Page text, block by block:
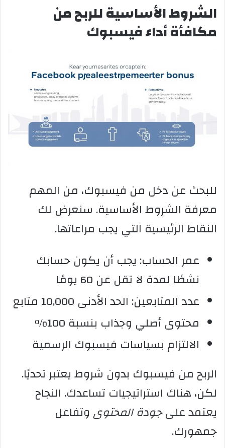
الشروط الأساسية للربح من
مكافأة أداء فيسبوك
للبحث عن دخل من فيسبوك، من المهم
معرفة الشروط الأساسية. سنعرض لك
النقاط الرئيسية التي يجب مراعاتها.
عمر الحساب: يجب أن يكون حسابك
نشطًا لمدة لا تقل عن 60 يومًا
عدد المتابعين: الحد الأدنى 10,000 متابع
محتوى أصلي وجذاب بنسبة 100%
الالتزام بسياسات فيسبوك الرسمية
الربح من فيسبوك بدون شروط يعتبر تحديًا.
لكن، هناك استراتيجيات تساعدك. النجاح
يعتمد علىجودة المحتوى وتفاعل
جمهورك.